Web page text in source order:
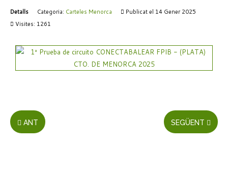
Detalls Categoria: Carteles Menorca
Publicat el 14 Gener 2025
Visites: 1261
ANT SEGÜENT